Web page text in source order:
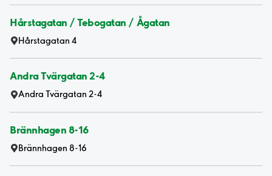
Hårstagatan / Tebogatan / Ågatan
Hårstagatan 4
Andra Tvärgatan 2-4
Andra Tvärgatan 2-4
Brännhagen 8-16
Brännhagen 8-16